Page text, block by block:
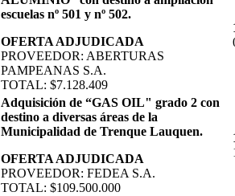
escuelas nº 501 y nº 502.
OFERTA ADJUDICADA
PROVEEDOR: ABERTURAS
PAMPEANAS S.A.
TOTAL: $7.128.409
Adquisición de “GAS OIL" grado 2 con
destino a diversas áreas de la
Municipalidad de Trenque Lauquen.
OFERTA ADJUDICADA
PROVEEDOR: FEDEA S.A.
TOTAL: $109.500.000